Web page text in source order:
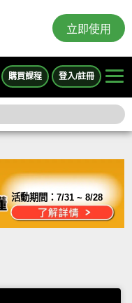
立即使用
購買課程 登入/註冊
活動期間：7/31 ~ 8/28